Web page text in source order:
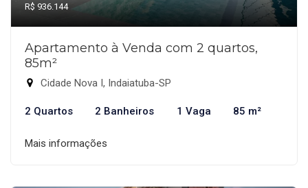
R$ 936.144
Apartamento à Venda com 2 quartos,
85m²
Cidade Nova I, Indaiatuba-SP
2 Quartos 2 Banheiros 1 Vaga 85 m²
Mais informações